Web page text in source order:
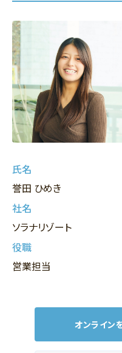
氏名
誉田 ひめき
社名
ソラナリゾート
役職
営業担当
オンライン